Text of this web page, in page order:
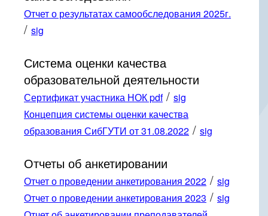
Отчет о результатах самообследования 2025г.
/ sig
Система оценки качества
образовательной деятельности
Сертификат участника НОК pdf/ sig
Концепция системы оценки качества
образования СибГУТИ от 31.08.2022 / sig
Отчеты об анкетировании
Отчет о проведении анкетирования 2022 / sig
Отчет о проведении анкетирования 2023 / sig